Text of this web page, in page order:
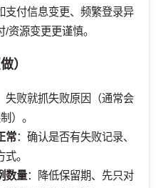
支付信息变更、频繁登录异
资源变更更谨慎。
）
失败就抓失败原因（通常会
）。
常：确认是否有失败记录、
。
数量：降低保留期、先只对